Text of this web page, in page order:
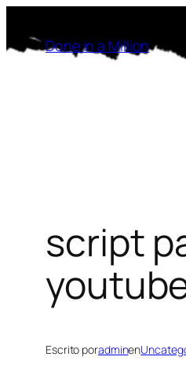
al
contenido
Done in a Million
script
Escrito poradminen